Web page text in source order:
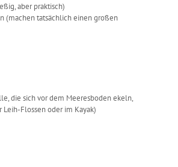
aber praktisch)
(machen tatsächlich einen großen
die sich vor dem Meeresboden ekeln,
Leih-Flossen oder im Kayak)